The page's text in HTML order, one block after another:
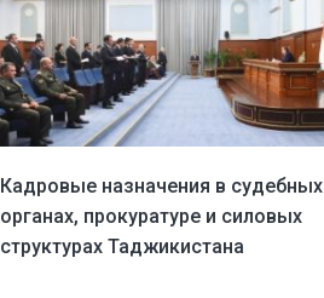
Кадровые назначения в судебных
органах, прокуратуре и силовых
структурах Таджикистана